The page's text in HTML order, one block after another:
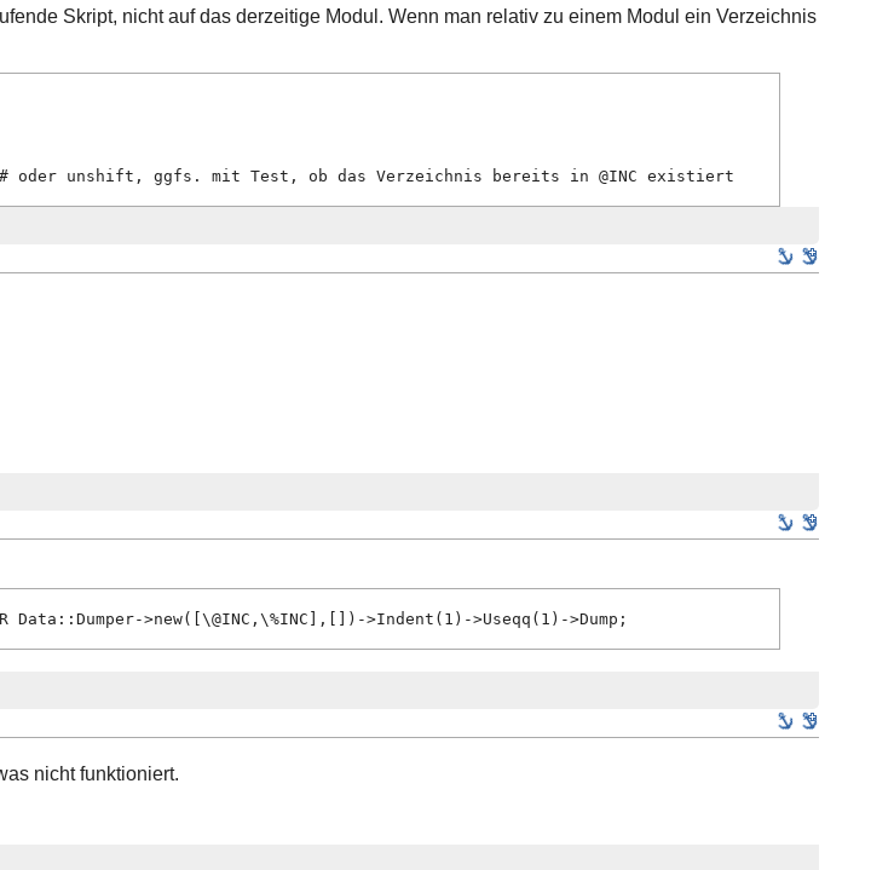
Skript, nicht auf das derzeitige Modul. Wenn man relativ zu einem Modul ein Verzeichnis
oder unshift, ggfs. mit Test, ob das Verzeichnis bereits in @INC existiert
Data::Dumper->new([\@INC,\%INC],[])->Indent(1)->Useqq(1)->Dump;
nicht funktioniert.